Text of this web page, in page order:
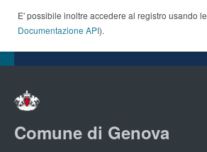
E' possibile inoltre accedere al registro usando le
Documentazione API).
Comune di Genova